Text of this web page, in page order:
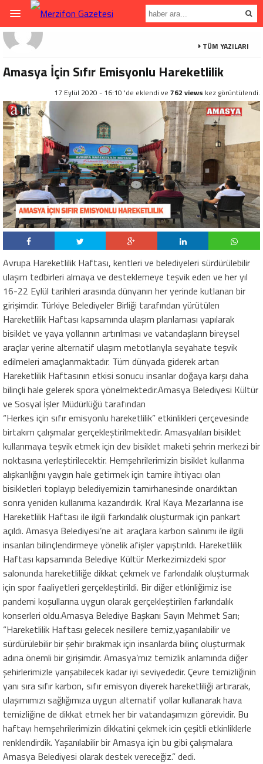
TÜM YAZILARI
Amasya İçin Sıfır Emisyonlu Hareketlilik
17 Eylül 2020 - 16:10 'de eklendi ve 762 views kez görüntülendi.
Avrupa Hareketlilik Haftası, kentleri ve belediyeleri sürdürülebilir
ulaşım tedbirleri almaya ve desteklemeye teşvik eden ve her yıl
16-22 Eylül tarihleri arasında dünyanın her yerinde kutlanan bir
girişimdir. Türkiye Belediyeler Birliği tarafından yürütülen
Hareketlilik Haftası kapsamında ulaşım planlaması yapılarak
bisiklet ve yaya yollarının artırılması ve vatandaşların bireysel
araçlar yerine alternatif ulaşım metotlarıyla seyahate teşvik
edilmeleri amaçlanmaktadır. Tüm dünyada giderek artan
Hareketlilik Haftasının etkisi sonucu insanlar doğaya karşı daha
bilinçli hale gelerek spora yönelmektedir.Amasya Belediyesi Kültür
ve Sosyal İşler Müdürlüğü tarafından
“Herkes için sıfır emisyonlu hareketlilik” etkinlikleri çerçevesinde
birtakım çalışmalar gerçekleştirilmektedir. Amasyalıları bisiklet
kullanmaya teşvik etmek için dev bisiklet maketi şehrin merkezi bir
noktasına yerleştirilecektir. Hemşehrilerimizin bisiklet kullanma
alışkanlığını yaygın hale getirmek için tamire ihtiyacı olan
bisikletleri toplayıp belediyemizin tamirhanesinde onardıktan
sonra yeniden kullanıma kazandırdık. Kral Kaya Mezarlarına ise
Hareketlilik Haftası ile ilgili farkındalık oluşturmak için pankart
açıldı. Amasya Belediyesi’ne ait araçlara karbon salınımı ile ilgili
insanları bilinçlendirmeye yönelik afişler yapıştırıldı. Hareketlilik
Haftası kapsamında Belediye Kültür Merkezimizdeki spor
salonunda hareketliliğe dikkat çekmek ve farkındalık oluşturmak
için spor faaliyetleri gerçekleştirildi. Bir diğer etkinliğimiz ise
pandemi koşullarına uygun olarak gerçekleştirilen farkındalık
konserleri oldu.Amasya Belediye Başkanı Sayın Mehmet Sarı;
“Hareketlilik Haftası gelecek nesillere temiz,yaşanılabilir ve
sürdürülebilir bir şehir bırakmak için insanlarda bilinç oluşturmak
adına önemli bir girişimdir. Amasya’mız temizlik anlamında diğer
şehirlerimizle yarışabilecek kadar iyi seviyededir. Çevre temizliğinin
yanı sıra sıfır karbon, sıfır emisyon diyerek hareketliliği artırarak,
ulaşımımızı sağlığımıza uygun alternatif yollar kullanarak hava
temizliğine de dikkat etmek her bir vatandaşımızın görevidir. Bu
haftayı hemşehrilerimizin dikkatini çekmek icin çeşitli etkinliklerle
renklendirdik. Yaşanılabilir bir Amasya için bu gibi çalışmalara
Amasya Belediyesi olarak destek vereceğiz.” dedi.